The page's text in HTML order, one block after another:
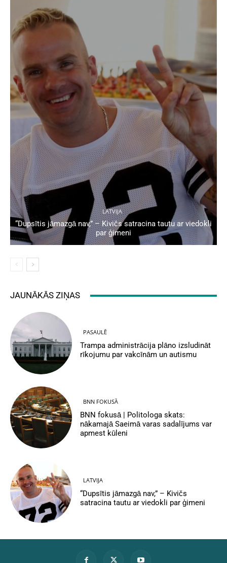
LATVIJA
“Dupsītis jāmazgā nav,” – Kivičs satracina tautu ar viedokli
par ģimeni
JAUNĀKĀS ZIŅAS
PASAULĒ
Trampa administrācija plāno izsludināt
rīkojumu par vakcīnām un autismu
BNN FOKUSĀ
BNN fokusā | Politologa skats:
nākamajā Saeimā varas sadalījums var
apmest kūleni
LATVIJA
“Dupsītis jāmazgā nav,” – Kivičs
satracina tautu ar viedokli par ģimeni